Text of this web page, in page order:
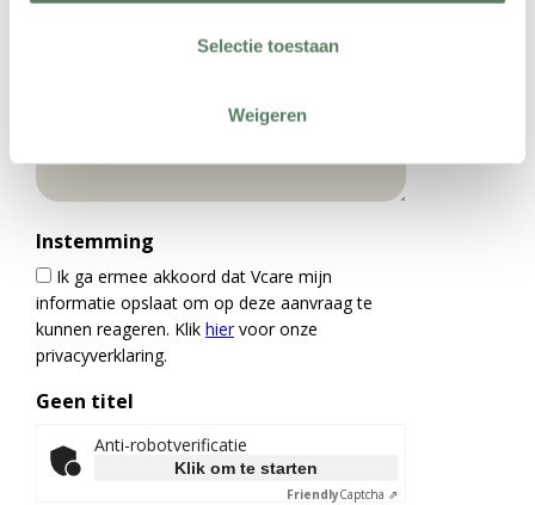
Selectie toestaan
Weigeren
Instemming
Ik ga ermee akkoord dat Vcare mijn
informatie opslaat om op deze aanvraag te
kunnen reageren. Klik hiervoor onze
privacyverklaring.
Geen titel
Anti-robotverificatie
Klik om te starten
FriendlyCaptcha ⇗